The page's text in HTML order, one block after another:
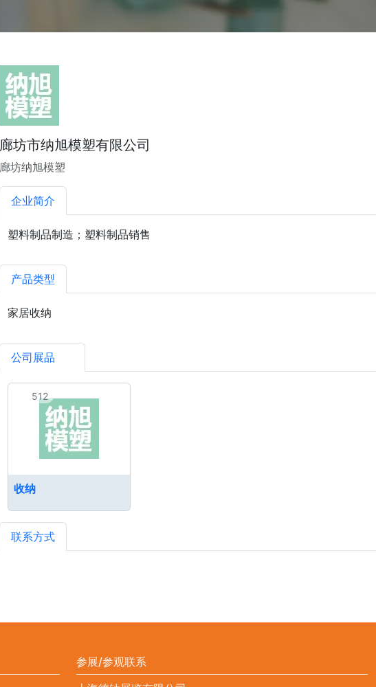
廊坊市纳旭模塑有限公司
廊坊纳旭模塑
企业简介
塑料制品制造；塑料制品销售
产品类型
家居收纳
公司展品
512
收纳
联系方式
参展/参观联系